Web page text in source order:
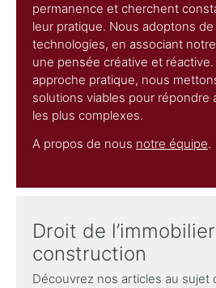
permanence et cherchent
leur pratique. Nous adoptons
technologies, en associant
une pensée créative et réactive.
approche pratique, nous
solutions viables pour répondre
les plus complexes.
A propos de nous notre équipe.
Droit de
construction
Découvrez nos articles au sujet